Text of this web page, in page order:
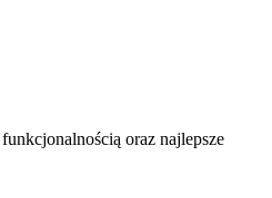
oraz najlepsze